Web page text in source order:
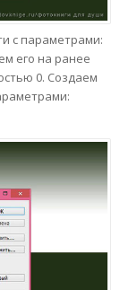
с параметрами:
его на ранее
0. Создаем